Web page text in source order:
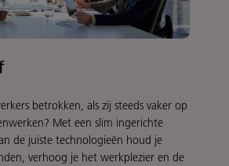
betrokken, als zij steeds vaker op
Met een slim ingerichte
de juiste technologieën houd je
verhoog je het werkplezier en de